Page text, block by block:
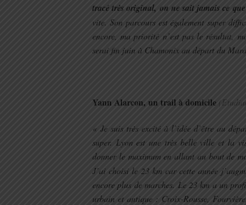
tracé très original, on ne sait jamais ce
vite. Son parcours est également super
encore, ma priorité n’est pas le résultat,
serai fin juin à Chamonix au départ du
Yann Alarcon, un trail à domicile
« Je suis très excité à l’idée d’être au
super. Lyon est une très belle ville et la
donner le maximum en allant au bout de
J’ai choisi le 23 km car cette année
encore plus de marches. Le 23 km a un
urbain et antique : Croix-Rousse,